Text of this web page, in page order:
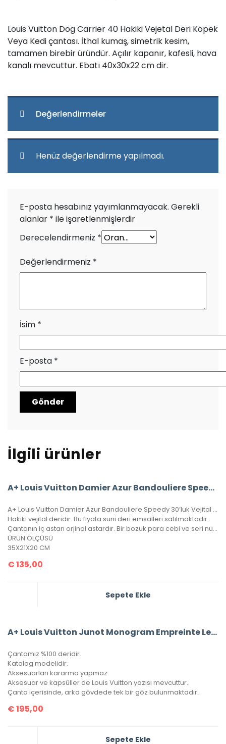
Louis Vuitton Dog Carrier 40 Hakiki Vejetal Deri Köpek
Veya Kedi çantası. İthal kumaş, simetrik kesim,
tamamen birebir üründür. Açılır kapanır, kafesli, hava
kanalı mevcuttur. Ebatı 40x30x22 cm dir.
Değerlendirmeler
Henüz değerlendirme yapılmadı.
E-posta hesabınız yayımlanmayacak. Gerekli
alanlar * ile işaretlenmişlerdir
Derecelendirmeniz *
Değerlendirmeniz *
İsim *
E-posta *
İlgili ürünler
A+ Louis Vuitton Damier Azur Bandouliere Speedy 35’Lik Vejital Deri
A+ Louis Vuitton Damier Azur Bandouliere Speedy 30’luk Vejital Deri
Hakiki vejital deridir. Bu fiyata suni deri emsalleri satılmaktadır.
Çantanın iç astarı orjinal astardır. Bir bozuk para cebi ve seri numarası mevcuttur.
ÜRÜN ÖLÇÜSÜ
35X21X20 CM
€135,00
Sepete Ekle
A+ Louis Vuitton Junot Monogram Empreinte Leather
Çantamız %100 deridir.
Katalog modelidir.
Aksesuarları kararma yapmaz.
Aksesuar ve kapsüller de Louis Vuitton yazısı mevcuttur.
Çanta içerisinde, arka gövdede tek bir göz bulunmaktadır.
€195,00
Sepete Ekle